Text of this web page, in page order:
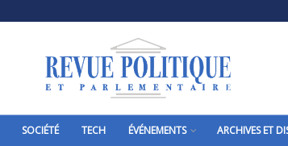
SOCIÉTÉ TECH ÉVÉNEMENTS ARCHIVES ET